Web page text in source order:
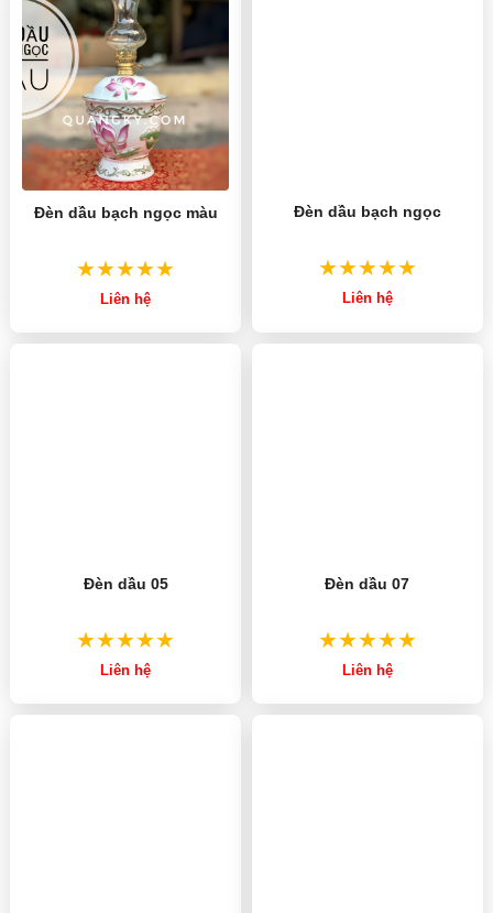
Đèn dầu bạch ngọc màu
Liên hệ
Đèn dầu bạch ngọc
Liên hệ
Đèn dầu 05
Liên hệ
Đèn dầu 07
Liên hệ